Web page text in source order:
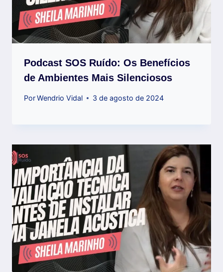
Podcast SOS Ruído: Os Benefícios
de Ambientes Mais Silenciosos
PorWendrio Vidal 3 de agosto de 2024